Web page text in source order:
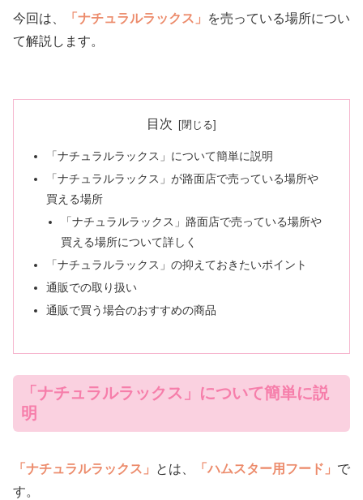
今回は、 「ナチュラルラックス」
を売っている場所につい
て解説します。
目次
「ナチュラルラックス」について簡単に説明
「ナチュラルラックス」が路面店で売っている場所や
買える場所
「ナチュラルラックス」路面店で売っている場所や
買える場所について詳しく
「ナチュラルラックス」の抑えておきたいポイント
通販での取り扱い
通販で買う場合のおすすめの商品
「ナチュラルラックス」について簡単に説
明
「ナチュラルラックス」 とは、 「ハムスター用フード」 で
す。